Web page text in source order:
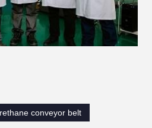
conveyor belt